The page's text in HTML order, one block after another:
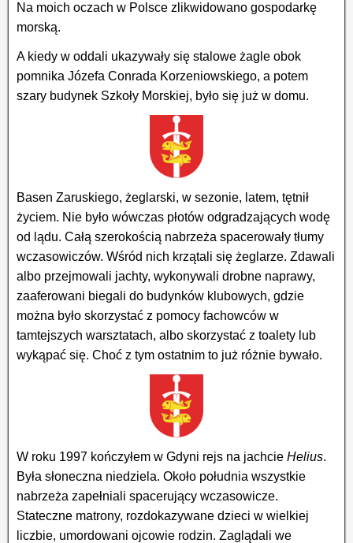
Na moich oczach w Polsce zlikwidowano gospodarkę
morską.
A kiedy w oddali ukazywały się stalowe żagle obok
pomnika Józefa Conrada Korzeniowskiego, a potem
szary budynek Szkoły Morskiej, było się już w domu.
Basen Zaruskiego, żeglarski, w sezonie, latem, tętnił
życiem. Nie było wówczas płotów odgradzających wodę
od lądu. Całą szerokością nabrzeża spacerowały tłumy
wczasowiczów. Wśród nich krzątali się żeglarze. Zdawali
albo przejmowali jachty, wykonywali drobne naprawy,
zaaferowani biegali do budynków klubowych, gdzie
można było skorzystać z pomocy fachowców w
tamtejszych warsztatach, albo skorzystać z toalety lub
wykąpać się. Choć z tym ostatnim to już różnie bywało.
W roku 1997 kończyłem w Gdyni rejs na jachcie Helius.
Była słoneczna niedziela. Około południa wszystkie
nabrzeża zapełniali spacerujący wczasowicze.
Stateczne matrony, rozdokazywane dzieci w wielkiej
liczbie, umordowani ojcowie rodzin. Zaglądali we